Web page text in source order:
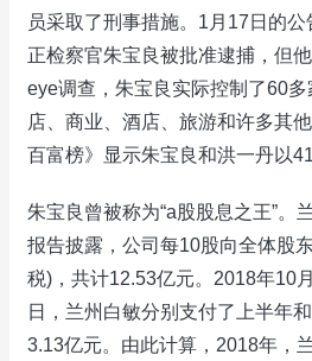
员采取了刑事措施。1月17日的
正检察官朱宝良被批准逮捕，但
eye调查，朱宝良实际控制了60
店、商业、酒店、旅游和许多其
百富榜》显示朱宝良和洪一丹以
朱宝良曾被称为“a股股息之王”。
报告披露，公司每10股向全体股
税)，共计12.53亿元。2018年10
日，兰州白敏分别支付了上半年
3.13亿元。由此计算，2018年，